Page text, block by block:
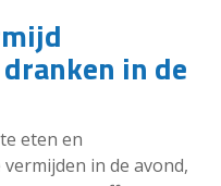
in de
eten en
in de avond,